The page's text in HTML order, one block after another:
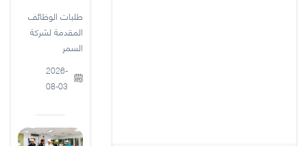
طلبات الوظائف
المقدمة لشركة
السمر
2026-
08-03